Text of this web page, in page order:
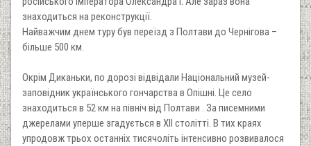
знаходиться на реконструкції.
Найважчим днем туру був переїзд з Полтави до Чернігова –
більше 500 км.
Окрім Диканьки, по дорозі відвідали Національний музей-
заповідник українського гончарства в Опішні. Це село
знаходиться в 52 км на північ від Полтави . За писемними
джерелами уперше згадується в ХІІ столітті. В тих краях
упродовж трьох останніх тисячоліть інтенсивно розвивалося